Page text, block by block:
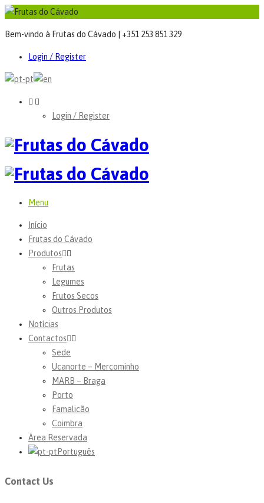
Bem-vindo à Frutas do Cávado | +351 253 851 329
Login / Register
Login / Register
Menu
Início
Frutas do Cávado
Produtos
Frutas
Legumes
Frutos Secos
Outros Produtos
Notícias
Contactos
Sede
Ucanorte – Mercominho
MARB – Braga
Porto
Famalicão
Coimbra
Área Reservada
Português
Contact Us